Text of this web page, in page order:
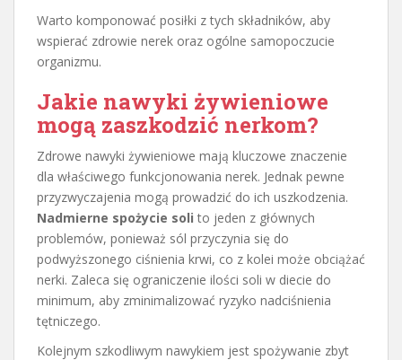
Warto komponować posiłki z tych składników, aby
wspierać zdrowie nerek oraz ogólne samopoczucie
organizmu.
Jakie nawyki żywieniowe
mogą zaszkodzić nerkom?
Zdrowe nawyki żywieniowe mają kluczowe znaczenie
dla właściwego funkcjonowania nerek. Jednak pewne
przyzwyczajenia mogą prowadzić do ich uszkodzenia.
Nadmierne spożycie soli to jeden z głównych
problemów, ponieważ sól przyczynia się do
podwyższonego ciśnienia krwi, co z kolei może obciążać
nerki. Zaleca się ograniczenie ilości soli w diecie do
minimum, aby zminimalizować ryzyko nadciśnienia
tętniczego.
Kolejnym szkodliwym nawykiem jest spożywanie zbyt